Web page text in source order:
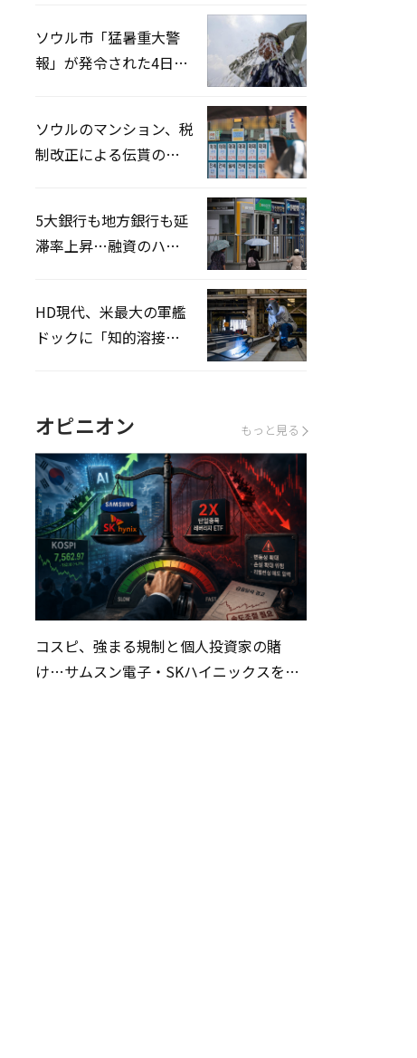
ソウル市「猛暑重大警
報」が発令された4日、
ソウルのマンション、税
制改正による伝貰の月
5大銀行も地方銀行も延
滞率上昇…融資のハー
HD現代、米最大の軍艦
ドックに「知的溶接」
オピニオン もっと見る
コスピ、強まる規制と個人投資家の賭
け…サムスン電子・SKハイニックスを巡